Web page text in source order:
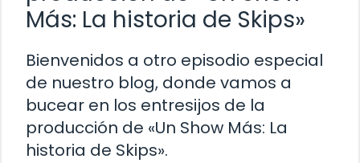
Más: La historia de Skips»
Bienvenidos a otro episodio especial
de nuestro blog, donde vamos a
bucear en los entresijos de la
producción de «Un Show Más: La
historia de Skips».